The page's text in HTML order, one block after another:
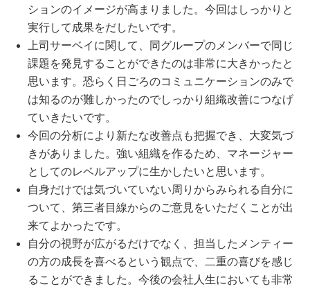
ションのイメージが高まりました。今回はしっかりと
実行して成果をだしたいです。
上司サーベイに関して、同グループのメンバーで同じ
課題を発見することができたのは非常に大きかったと
思います。恐らく日ごろのコミュニケーションのみで
は知るのが難しかったのでしっかり組織改善につなげ
ていきたいです。
今回の分析により新たな改善点も把握でき、大変気づ
きがありました。強い組織を作るため、マネージャー
としてのレベルアップに生かしたいと思います。
自身だけでは気づいていない周りからみられる自分に
ついて、第三者目線からのご意見をいただくことが出
来てよかったです。
自分の視野が広がるだけでなく、担当したメンティー
の方の成長を喜べるという観点で、二重の喜びを感じ
ることができました。今後の会社人生においても非常